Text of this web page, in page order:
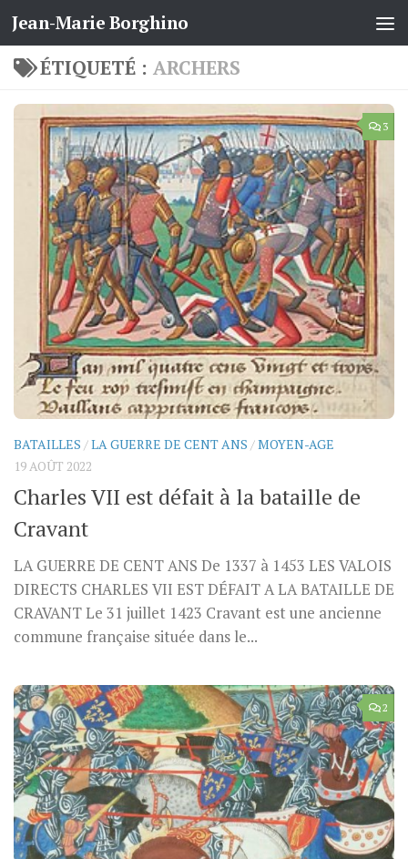
Skip to content
Jean-Marie Borghino
ÉTIQUETÉ : ARCHERS
3
BATAILLES /LA GUERRE DE CENT ANS /MOYEN-AGE
19 AOÛT 2022
Charles VII est défait à la bataille de
Cravant
LA GUERRE DE CENT ANS De 1337 à 1453 LES VALOIS
DIRECTS CHARLES VII EST DÉFAIT A LA BATAILLE DE
CRAVANT Le 31 juillet 1423 Cravant est une ancienne
commune française située dans le...
2